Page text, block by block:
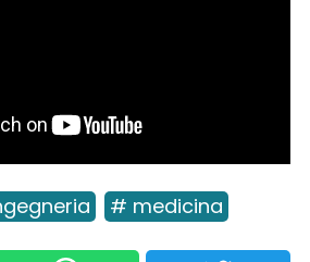
# medicina